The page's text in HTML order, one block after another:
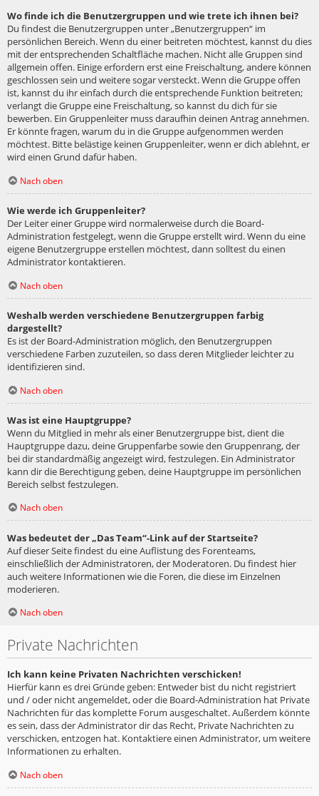
Wo finde ich die Benutzergruppen und wie trete ich ihnen bei?
Du findest die Benutzergruppen unter „Benutzergruppen“ im
persönlichen Bereich. Wenn du einer beitreten möchtest, kannst du dies
mit der entsprechenden Schaltfläche machen. Nicht alle Gruppen sind
allgemein offen. Einige erfordern erst eine Freischaltung, andere können
geschlossen sein und weitere sogar versteckt. Wenn die Gruppe offen
ist, kannst du ihr einfach durch die entsprechende Funktion beitreten;
verlangt die Gruppe eine Freischaltung, so kannst du dich für sie
bewerben. Ein Gruppenleiter muss daraufhin deinen Antrag annehmen.
Er könnte fragen, warum du in die Gruppe aufgenommen werden
möchtest. Bitte belästige keinen Gruppenleiter, wenn er dich ablehnt, er
wird einen Grund dafür haben.
Nach oben
Wie werde ich Gruppenleiter?
Der Leiter einer Gruppe wird normalerweise durch die Board-
Administration festgelegt, wenn die Gruppe erstellt wird. Wenn du eine
eigene Benutzergruppe erstellen möchtest, dann solltest du einen
Administrator kontaktieren.
Nach oben
Weshalb werden verschiedene Benutzergruppen farbig
dargestellt?
Es ist der Board-Administration möglich, den Benutzergruppen
verschiedene Farben zuzuteilen, so dass deren Mitglieder leichter zu
identifizieren sind.
Nach oben
Was ist eine Hauptgruppe?
Wenn du Mitglied in mehr als einer Benutzergruppe bist, dient die
Hauptgruppe dazu, deine Gruppenfarbe sowie den Gruppenrang, der
bei dir standardmäßig angezeigt wird, festzulegen. Ein Administrator
kann dir die Berechtigung geben, deine Hauptgruppe im persönlichen
Bereich selbst festzulegen.
Nach oben
Was bedeutet der „Das Team“-Link auf der Startseite?
Auf dieser Seite findest du eine Auflistung des Forenteams,
einschließlich der Administratoren, der Moderatoren. Du findest hier
auch weitere Informationen wie die Foren, die diese im Einzelnen
moderieren.
Nach oben
Private Nachrichten
Ich kann keine Privaten Nachrichten verschicken!
Hierfür kann es drei Gründe geben: Entweder bist du nicht registriert
und / oder nicht angemeldet, oder die Board-Administration hat Private
Nachrichten für das komplette Forum ausgeschaltet. Außerdem könnte
es sein, dass der Administrator dir das Recht, Private Nachrichten zu
verschicken, entzogen hat. Kontaktiere einen Administrator, um weitere
Informationen zu erhalten.
Nach oben